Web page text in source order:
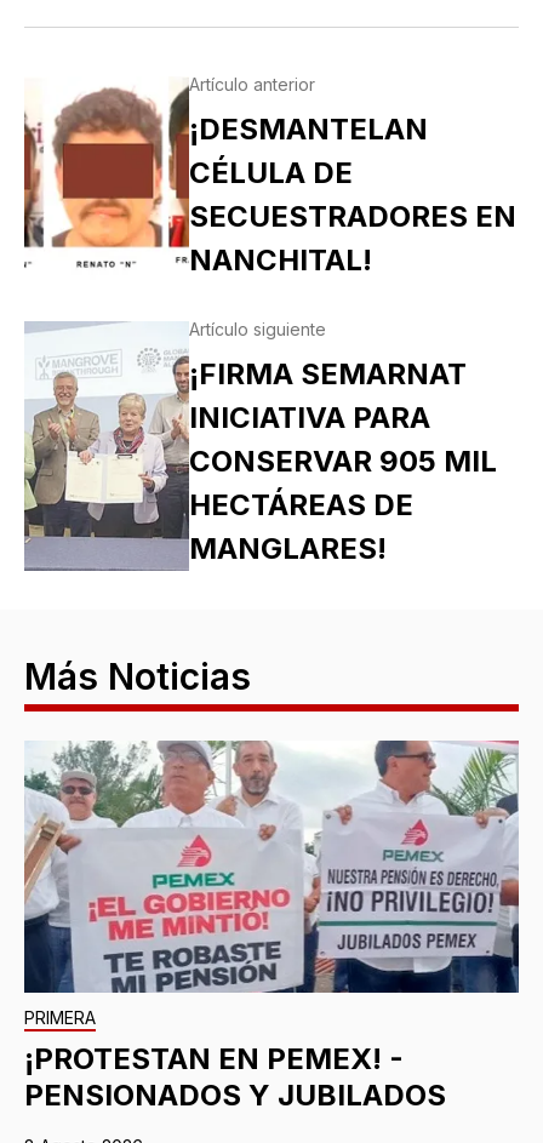
Artículo anterior
¡DESMANTELAN
CÉLULA DE
SECUESTRADORES EN
NANCHITAL!
Artículo siguiente
¡FIRMA SEMARNAT
INICIATIVA PARA
CONSERVAR 905 MIL
HECTÁREAS DE
MANGLARES!
Más Noticias
PRIMERA
¡PROTESTAN EN PEMEX! -
PENSIONADOS Y JUBILADOS